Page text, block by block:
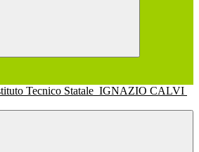
Tecnico Statale IGNAZIO CALVI